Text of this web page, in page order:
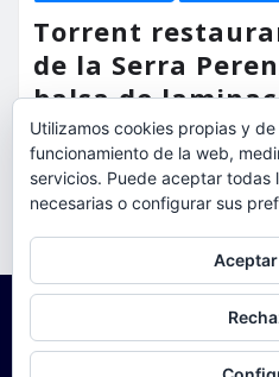
Torrent
de la Serra
balsa de
lluvias
torrent al dia Ago
Utilizamos cookies propias y
funcionamiento de la web,
servicios. Puede aceptar todas
necesarias o configurar sus
Para obtener más información,